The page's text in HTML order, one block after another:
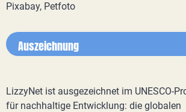
Pixabay, Petfoto
Auszeichnung
LizzyNet ist ausgezeichnet im UNESCO-
für nachhaltige Entwicklung: die globalen